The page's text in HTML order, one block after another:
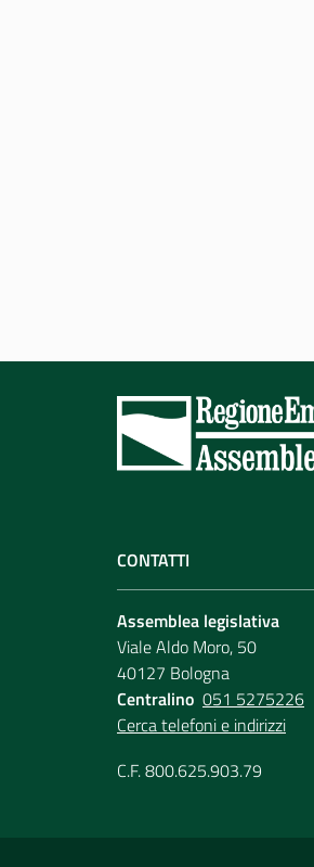
CONTATTI
Assemblea legislativa
Viale Aldo Moro, 50
40127 Bologna
Centralino 051 5275226
Cerca telefoni e indirizzi
C.F. 800.625.903.79